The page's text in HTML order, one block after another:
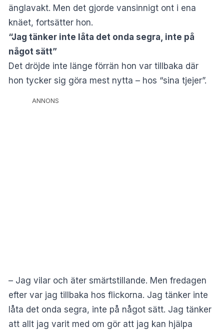
änglavakt. Men det gjorde vansinnigt ont i ena
knäet, fortsätter hon.
“Jag tänker inte låta det onda segra, inte på
något sätt”
Det dröjde inte länge förrän hon var tillbaka där
hon tycker sig göra mest nytta – hos “sina tjejer”.
ANNONS
– Jag vilar och äter smärtstillande. Men fredagen
efter var jag tillbaka hos flickorna. Jag tänker inte
låta det onda segra, inte på något sätt. Jag tänker
att allt jag varit med om gör att jag kan hjälpa